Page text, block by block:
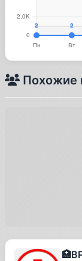
Похожие